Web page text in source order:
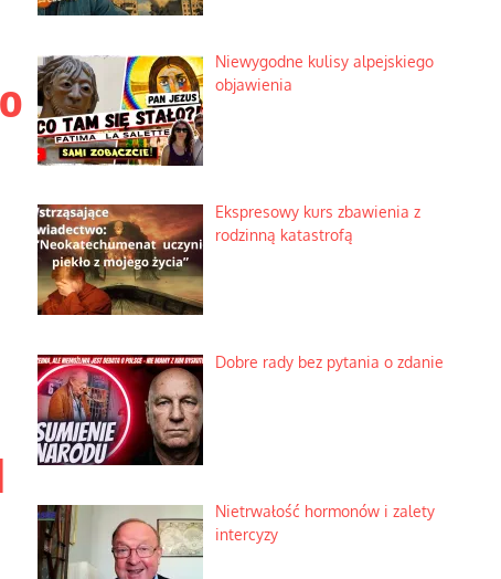
Niewygodne kulisy alpejskiego
objawienia
Ekspresowy kurs zbawienia z
rodzinną katastrofą
Dobre rady bez pytania o zdanie
Nietrwałość hormonów i zalety
intercyzy